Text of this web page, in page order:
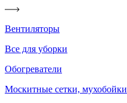
Вентиляторы
Все для уборки
Обогреватели
Москитные сетки, мухобойки